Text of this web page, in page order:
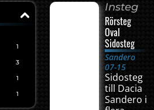
1
3
1
1
Insteg
Rörsteg
Oval
Sidosteg
Sandero
07-15
Sidosteg
till Dacia
Sandero i